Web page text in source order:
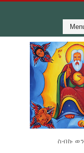
ስብኩ